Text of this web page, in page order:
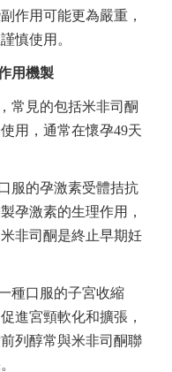
作用可能更為嚴重，
慎使用。
用機製
常見的包括米非司酮
用，通常在懷孕49天
服的孕激素受體拮抗
孕激素的生理作用，
非司酮是終止早期妊
種口服的子宮收縮
進宮頸軟化和擴張，
列醇常與米非司酮聯